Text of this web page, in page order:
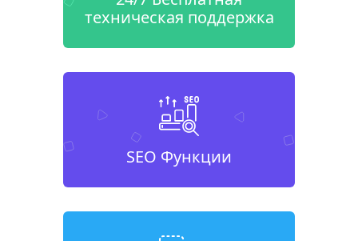
техническая поддержка
SEO Функции